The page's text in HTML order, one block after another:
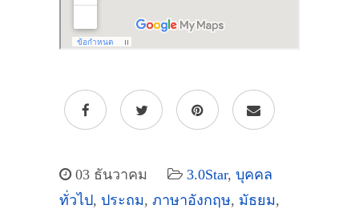
03 ธันวาคม 3.0Star, บุคคล
ทั่วไป, ประถม, ภาษาอังกฤษ, มัธยม,